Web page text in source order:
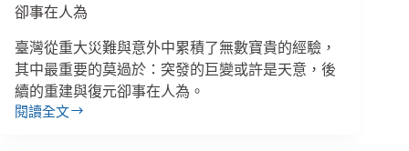
卻事在人為
臺灣從重大災難與意外中累積了無數寶貴的經驗，
其中最重要的莫過於：突發的巨變或許是天意，後
續的重建與復元卻事在人為。
閱讀全文
【921